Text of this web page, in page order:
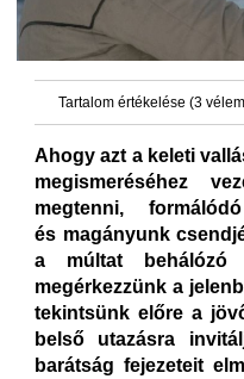
Tartalom értékelése (3
Ahogy azt a keleti
megismeréséhez
megtenni,
és magányunk
a múltat behálózó
megérkezzünk a
tekintsünk előre a
belső utazásra
barátság fejezeteit